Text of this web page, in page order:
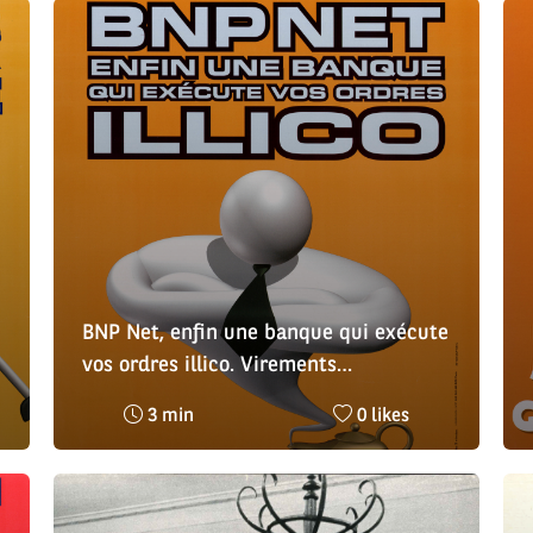
:
:
BNP Net, enfin une banque qui exécute
vos ordres illico. Virements
Temps
lecture
:
3 min
Nombre
de
likes
:
0 likes